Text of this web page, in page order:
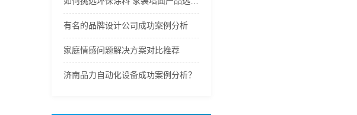
有名的品牌设计公司成功案例分析
家庭情感问题解决方案对比推荐
济南品力自动化设备成功案例分析？